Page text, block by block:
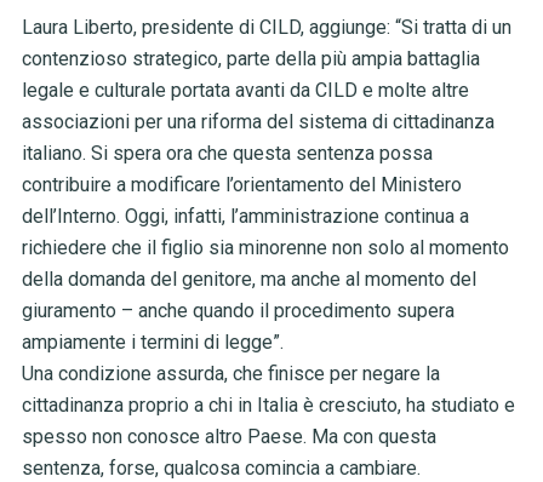
Laura Liberto, presidente di CILD, aggiunge: “Si tratta di un
contenzioso strategico, parte della più ampia battaglia
legale e culturale portata avanti da CILD e molte altre
associazioni per una riforma del sistema di cittadinanza
italiano. Si spera ora che questa sentenza possa
contribuire a modificare l’orientamento del Ministero
dell’Interno. Oggi, infatti, l’amministrazione continua a
richiedere che il figlio sia minorenne non solo al momento
della domanda del genitore, ma anche al momento del
giuramento – anche quando il procedimento supera
ampiamente i termini di legge”.
Una condizione assurda, che finisce per negare la
cittadinanza proprio a chi in Italia è cresciuto, ha studiato e
spesso non conosce altro Paese. Ma con questa
sentenza, forse, qualcosa comincia a cambiare.